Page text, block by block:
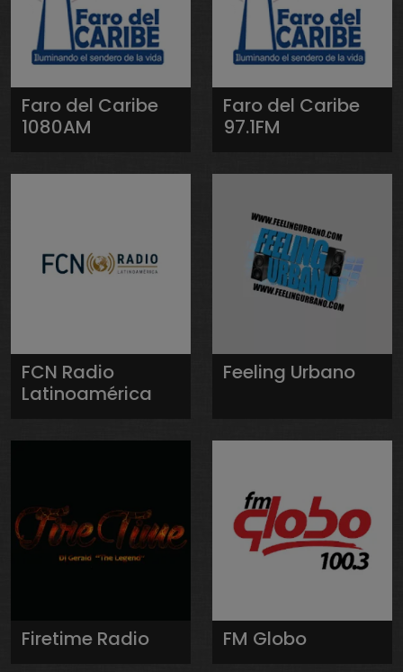
Faro del Caribe
1080AM
Faro del Caribe
97.1FM
FCN Radio
Latinoamérica
Feeling Urbano
Firetime Radio FM Globo